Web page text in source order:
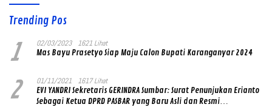
Trending Pos
1 02/03/2023 1621 Lihat
Mas Bayu Prasetyo Siap Maju Calon Bupati Karanganyar 2024
2 01/11/2021 1617 Lihat
EVI YANDRI Sekretaris GERINDRA Sumbar: Surat Penunjukan Erianto
Sebagai Ketua DPRD PASBAR yang Baru Asli dan Resmi